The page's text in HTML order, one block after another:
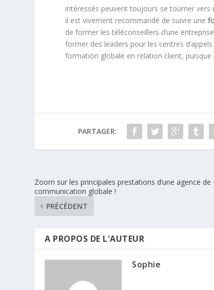
intéressés peuvent toujours se tourner vers
il est vivement recommandé de suivre une
de former les téléconseillers d’une
former des leaders pour les centres
formation globale en relation client, puisque
PARTAGER:
Zoom sur les principales prestations d’une agence de
communication globale !
PRÉCÉDENT
A PROPOS DE L'AUTEUR
Sophie